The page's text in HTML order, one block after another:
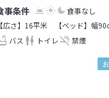
食事なし
【広さ】16平米
【ベッド】幅
バス
トイレ 禁煙